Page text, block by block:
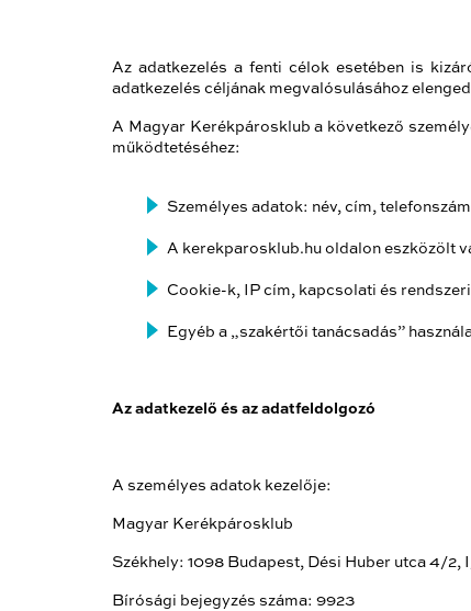
Az adatkezelés a fenti célok esetében is
adatkezelés céljának megvalósulásához
A Magyar Kerékpárosklub a következő
működtetéséhez:
Személyes adatok: név, cím,
A kerekparosklub.hu oldalon eszközölt
Cookie-k, IP cím, kapcsolati és
Egyéb a „szakértői tanácsadás”
Az adatkezelő és az adatfeldolgozó
A személyes adatok kezelője:
Magyar Kerékpárosklub
Székhely: 1098 Budapest, Dési Huber utca 4/2,
Bírósági bejegyzés száma: 9923